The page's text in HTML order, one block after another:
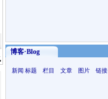
博客·Blog
新闻 标题 栏目 文章 图片 链接